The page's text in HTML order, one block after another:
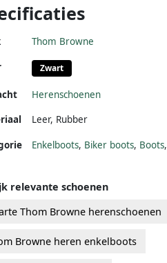
Thom Browne
Zwart
Herenschoenen
Leer, Rubber
Enkelboots, Biker boots, Boots,
relevante schoenen
Thom Browne herenschoenen
Browne heren enkelboots